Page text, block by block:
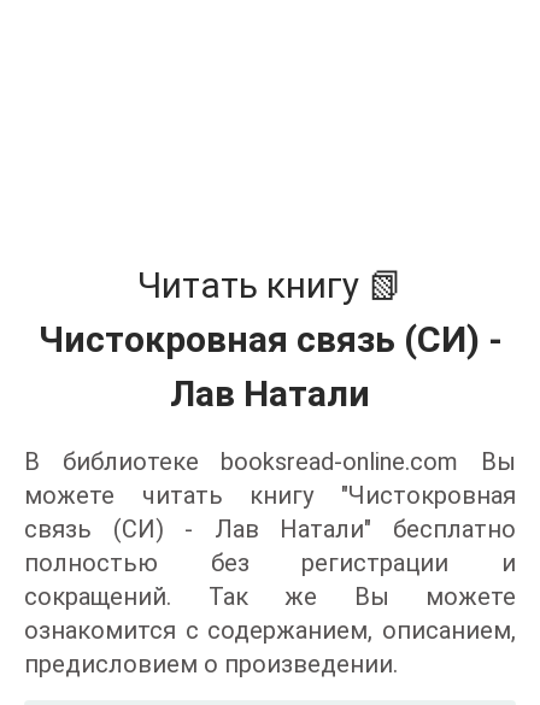
Читать книгу 📗
Чистокровная связь (СИ) -
Лав Натали
В библиотеке booksread-online.com Вы
можете читать книгу "Чистокровная
связь (СИ) - Лав Натали" бесплатно
полностью без регистрации и
сокращений. Так же Вы можете
ознакомится с содержанием, описанием,
предисловием о произведении.